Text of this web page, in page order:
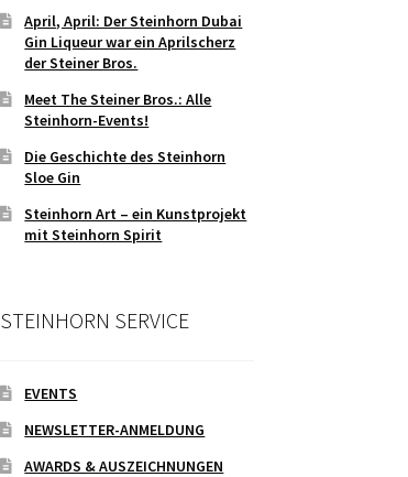
April, April: Der Steinhorn Dubai
Gin Liqueur war ein Aprilscherz
der Steiner Bros.
Meet The Steiner Bros.: Alle
Steinhorn-Events!
Die Geschichte des Steinhorn
Sloe Gin
Steinhorn Art – ein Kunstprojekt
mit Steinhorn Spirit
STEINHORN SERVICE
EVENTS
NEWSLETTER-ANMELDUNG
AWARDS & AUSZEICHNUNGEN